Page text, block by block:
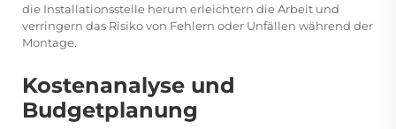
die Installationsstelle herum erleichtern die Arbeit und
verringern das Risiko von Fehlern oder Unfällen während der
Montage.
Kostenanalyse und
Budgetplanung